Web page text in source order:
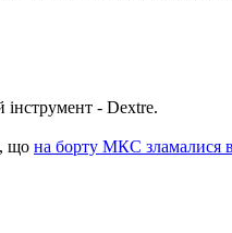
- Dextre.
що на борту МКС зламалися